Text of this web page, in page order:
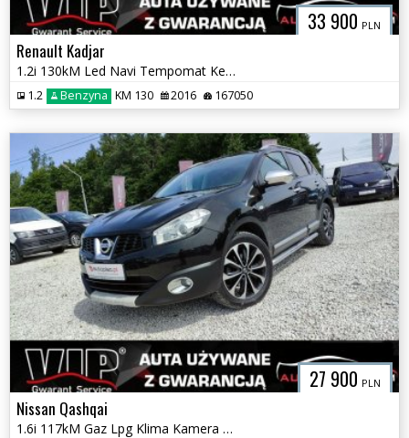
33 900 PLN
Renault Kadjar
1.2i 130kM Led Navi Tempomat Keyless Czujniki Super Stan GWARANCJA
1.2 Benzyna KM 130 2016 167050
27 900 PLN
Nissan Qashqai
1.6i 117kM Gaz Lpg Klima Kamera Panorama Navi Temp. Isofix GWARANCJA